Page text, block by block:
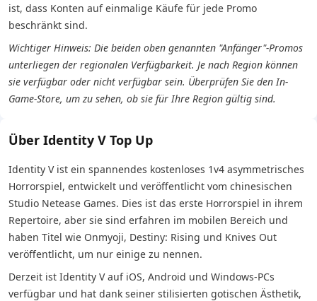
ist, dass Konten auf einmalige Käufe für jede Promo
beschränkt sind.
Wichtiger Hinweis: Die beiden oben genannten "Anfänger"-Promos
unterliegen der regionalen Verfügbarkeit. Je nach Region können
sie verfügbar oder nicht verfügbar sein. Überprüfen Sie den In-
Game-Store, um zu sehen, ob sie für Ihre Region gültig sind.
Über Identity V Top Up
Identity V ist ein spannendes kostenloses 1v4 asymmetrisches
Horrorspiel, entwickelt und veröffentlicht vom chinesischen
Studio Netease Games. Dies ist das erste Horrorspiel in ihrem
Repertoire, aber sie sind erfahren im mobilen Bereich und
haben Titel wie Onmyoji, Destiny: Rising und Knives Out
veröffentlicht, um nur einige zu nennen.
Derzeit ist Identity V auf iOS, Android und Windows-PCs
verfügbar und hat dank seiner stilisierten gotischen Ästhetik,